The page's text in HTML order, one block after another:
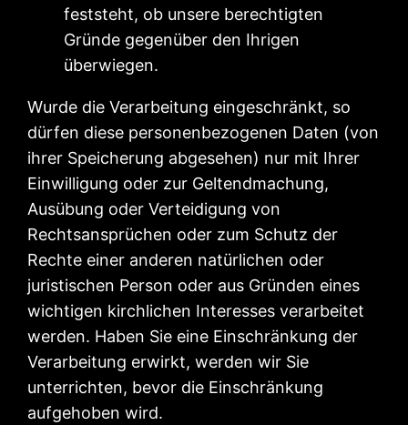
feststeht, ob unsere berechtigten
Gründe gegenüber den Ihrigen
überwiegen.
Wurde die Verarbeitung eingeschränkt, so
dürfen diese personenbezogenen Daten (von
ihrer Speicherung abgesehen) nur mit Ihrer
Einwilligung oder zur Geltendmachung,
Ausübung oder Verteidigung von
Rechtsansprüchen oder zum Schutz der
Rechte einer anderen natürlichen oder
juristischen Person oder aus Gründen eines
wichtigen kirchlichen Interesses verarbeitet
werden. Haben Sie eine Einschränkung der
Verarbeitung erwirkt, werden wir Sie
unterrichten, bevor die Einschränkung
aufgehoben wird.